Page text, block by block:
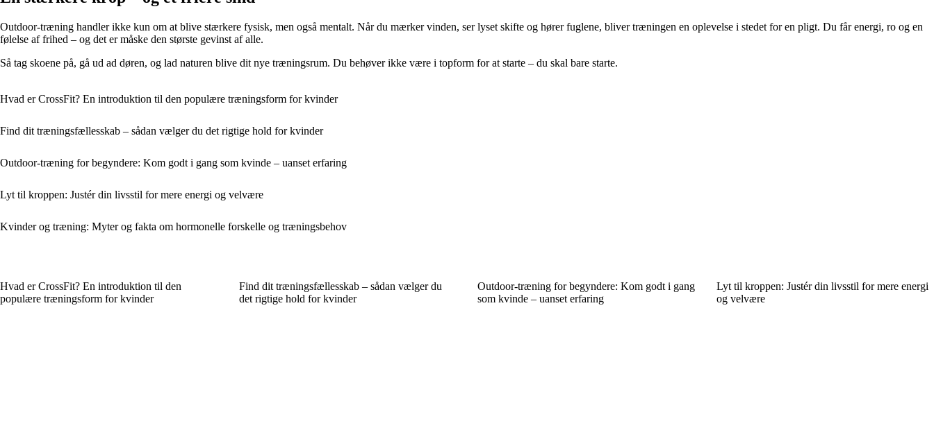
Outdoor-træning handler ikke kun om at blive stærkere fysisk, men også mentalt. Når du mærker vinden, ser lyset skifte og hører fuglene, bliver træningen en oplevelse i stedet for en pligt. Du får energi, ro og en
følelse af frihed – og det er måske den største gevinst af alle.
Så tag skoene på, gå ud ad døren, og lad naturen blive dit nye træningsrum. Du behøver ikke være i topform for at starte – du skal bare starte.
Hvad er CrossFit? En introduktion til den populære træningsform for kvinder
Find dit træningsfællesskab – sådan vælger du det rigtige hold for kvinder
Outdoor-træning for begyndere: Kom godt i gang som kvinde – uanset erfaring
Lyt til kroppen: Justér din livsstil for mere energi og velvære
Kvinder og træning: Myter og fakta om hormonelle forskelle og træningsbehov
Hvad er CrossFit? En introduktion til den
populære træningsform for kvinder
Find dit træningsfællesskab – sådan vælger du
det rigtige hold for kvinder
Outdoor-træning for begyndere: Kom godt i gang
som kvinde – uanset erfaring
Lyt til kroppen: Justér din livsstil for mere energi
og velvære